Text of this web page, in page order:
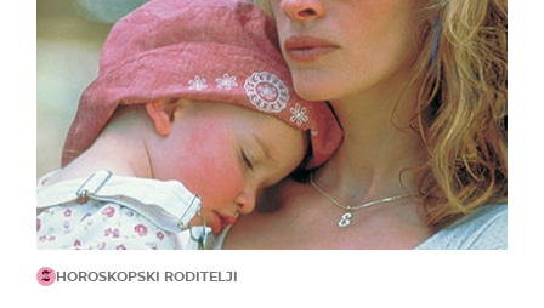
HOROSKOPSKI RODITELJI